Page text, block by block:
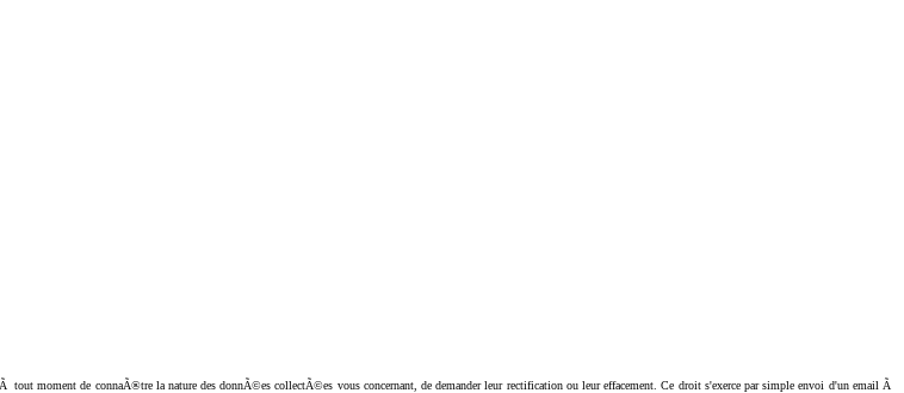
moment de connaÃ®tre la nature des donnÃ©es collectÃ©es vous concernant, de demander leur rectification ou leur effacement. Ce droit s'exerce par simple envoi d'un email Ã